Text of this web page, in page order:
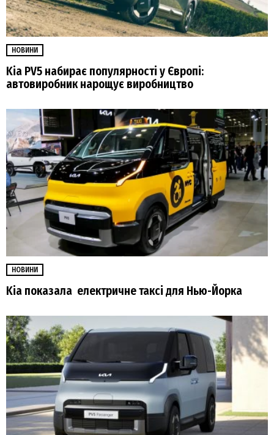
НОВИНИ
Kia PV5 набирає популярності у Європі:
автовиробник нарощує виробництво
НОВИНИ
Kia показала електричне таксі для Нью-Йорка